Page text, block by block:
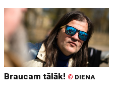
Braucam tālāk! © DIENA